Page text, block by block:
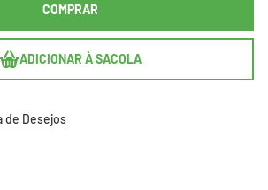
COMPRAR
ADICIONAR À SACOLA
de Desejos